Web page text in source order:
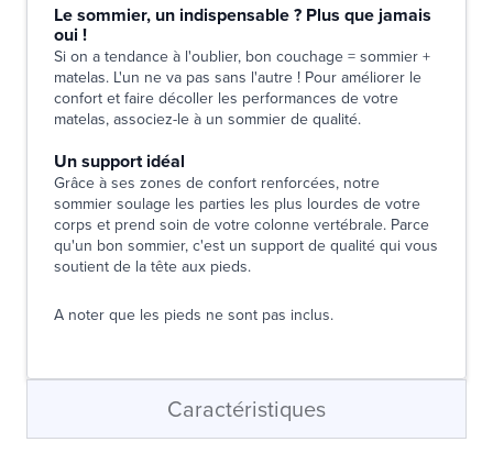
Le sommier, un indispensable ? Plus que jamais
oui !
Si on a tendance à l'oublier, bon couchage = sommier +
matelas. L'un ne va pas sans l'autre ! Pour améliorer le
confort et faire décoller les performances de votre
matelas, associez-le à un sommier de qualité.
Un support idéal
Grâce à ses zones de confort renforcées, notre
sommier soulage les parties les plus lourdes de votre
corps et prend soin de votre colonne vertébrale. Parce
qu'un bon sommier, c'est un support de qualité qui vous
soutient de la tête aux pieds.
A noter que les pieds ne sont pas inclus.
Caractéristiques